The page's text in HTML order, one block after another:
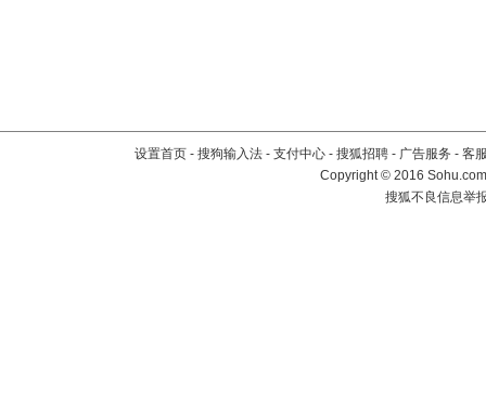
设置首页 - 搜狗输入法 - 支付中心 - 搜狐招聘 - 广告服务 - 客
Copyright©2016
搜狐不良信息举